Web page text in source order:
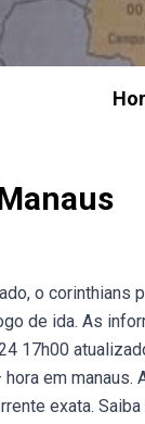
o corinthians
de ida. As
17h00
em
exata.